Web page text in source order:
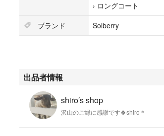
北海道在住ですが、ゆったりしているのに
軽くてとても暖かくめちゃめちゃ可愛いです♡
お値引きは今のところ難しいかなと
考えております。ご了承くださいませ…(* . .)"💦
もし、即決するよー！(いくらであっても)と言っ
ば、お気持ちお値下げも考えたいと思います！
› ロングコート
ブランド
Solberry
出品者情報
shiro′s shop
沢山のご縁に感謝です🍀shiro＊